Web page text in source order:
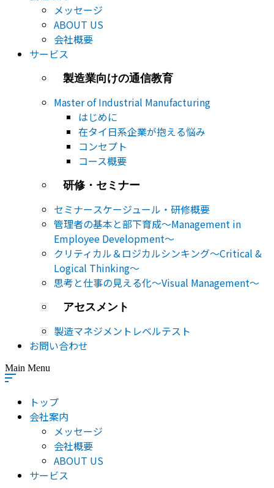
メッセージ
ABOUT US
会社概要
サービス
製造業向けの通信教育
Master of Industrial Manufacturing
はじめに
在タイ日系企業が抱える悩み
コンセプト
コース概要
研修・セミナー
セミナー​スケージュール・研修概要
管理者の基本と部下育成～Management in
Employee Development～
クリティカル＆ロジカルシンキング～Critical &
Logical Thinking～
思考と仕事の見える化～Visual Management～
アセスメント
製造マネジメントレベルテスト
お問い合わせ
Main Menu
トップ
会社案内
メッセージ
会社概要
ABOUT US
サービス